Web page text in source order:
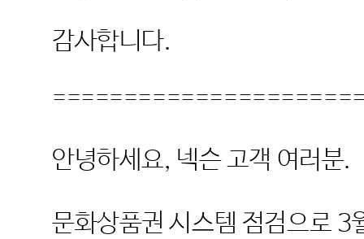
감사합니다.
안녕하세요, 넥슨 고객 여러분.
문화상품권 시스템 점검으로 3